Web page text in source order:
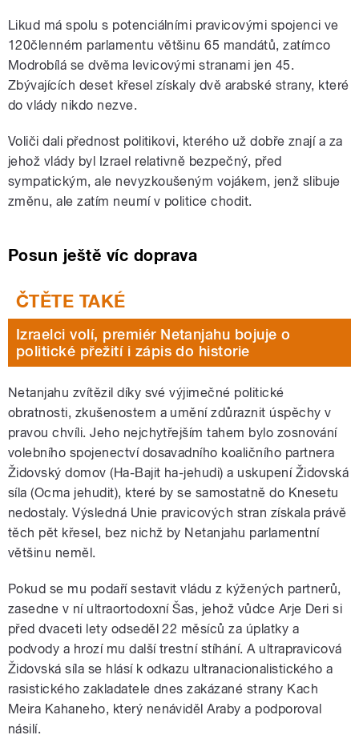
Likud má spolu s potenciálními pravicovými spojenci ve
120členném parlamentu většinu 65 mandátů, zatímco
Modrobílá se dvěma levicovými stranami jen 45.
Zbývajících deset křesel získaly dvě arabské strany, které
do vlády nikdo nezve.
Voliči dali přednost politikovi, kterého už dobře znají a za
jehož vlády byl Izrael relativně bezpečný, před
sympatickým, ale nevyzkoušeným vojákem, jenž slibuje
změnu, ale zatím neumí v politice chodit.
Posun ještě víc doprava
Izraelci volí, premiér Netanjahu bojuje o
politické přežití i zápis do historie
Netanjahu zvítězil díky své výjimečné politické
obratnosti, zkušenostem a umění zdůraznit úspěchy v
pravou chvíli. Jeho nejchytřejším tahem bylo zosnování
volebního spojenectví dosavadního koaličního partnera
Židovský domov (Ha-Bajit ha-jehudi) a uskupení Židovská
síla (Ocma jehudit), které by se samostatně do Knesetu
nedostaly. Výsledná Unie pravicových stran získala právě
těch pět křesel, bez nichž by Netanjahu parlamentní
většinu neměl.
Pokud se mu podaří sestavit vládu z kýžených partnerů,
zasedne v ní ultraortodoxní Šas, jehož vůdce Arje Deri si
před dvaceti lety odseděl 22 měsíců za úplatky a
podvody a hrozí mu další trestní stíhání. A ultrapravicová
Židovská síla se hlásí k odkazu ultranacionalistického a
rasistického zakladatele dnes zakázané strany Kach
Meira Kahaneho, který nenáviděl Araby a podporoval
násilí.